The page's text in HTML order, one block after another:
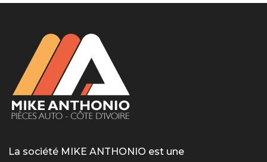
La société MIKE ANTHONIO est une